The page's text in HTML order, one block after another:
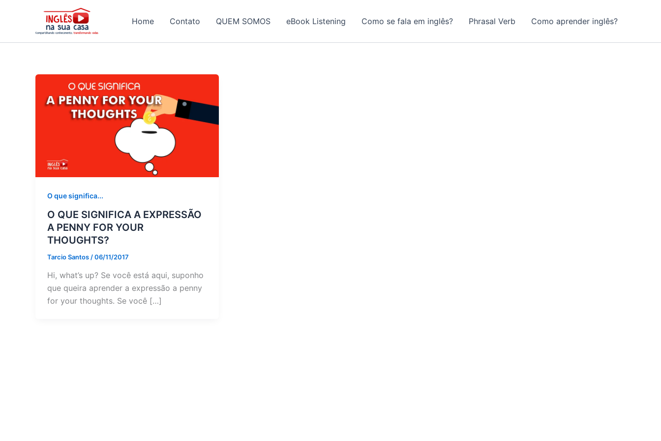
conteúdo
Home Contato QUEM SOMOS eBook Listening Como se fala em inglês? Phrasal Verb Como aprender inglês?
O que significa...
O QUE SIGNIFICA A EXPRESSÃO
A PENNY FOR YOUR
THOUGHTS?
Tarcio Santos /06/11/2017
Hi, what’s up? Se você está aqui, suponho
que queira aprender a expressão a penny
for your thoughts. Se você […]